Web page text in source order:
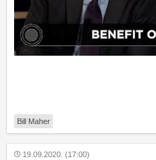
Bill Maher
19.09.2020. (17:00)